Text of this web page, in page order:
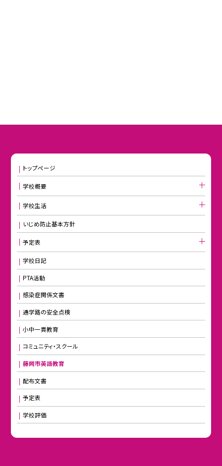
トップページ
学校概要
学校生活
いじめ防止基本方針
予定表
学校日記
PTA活動
感染症関係文書
通学路の安全点検
小中一貫教育
コミュニティ・スクール
藤岡市英語教育
配布文書
予定表
学校評価